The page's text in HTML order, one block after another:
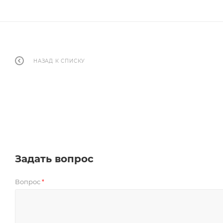
НАЗАД К СПИСКУ
Задать вопрос
Вопрос *